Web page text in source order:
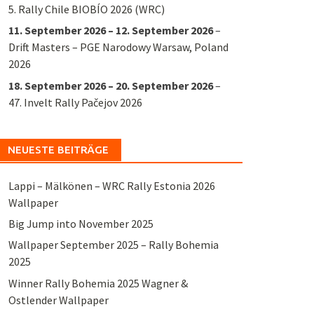
5. Rally Chile BIOBÍO 2026 (WRC)
11. September 2026 – 12. September 2026–
Drift Masters – PGE Narodowy Warsaw, Poland
2026
18. September 2026 – 20. September 2026–
47. Invelt Rally Pačejov 2026
NEUESTE BEITRÄGE
Lappi – Mälkönen – WRC Rally Estonia 2026
Wallpaper
Big Jump into November 2025
Wallpaper September 2025 – Rally Bohemia
2025
Winner Rally Bohemia 2025 Wagner &
Ostlender Wallpaper